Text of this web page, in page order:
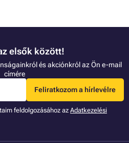
elsők között!
és akciónkról az Ön e-mail
címére
Feliratkozom a hírlevélre
feldolgozásához az Adatkezelési